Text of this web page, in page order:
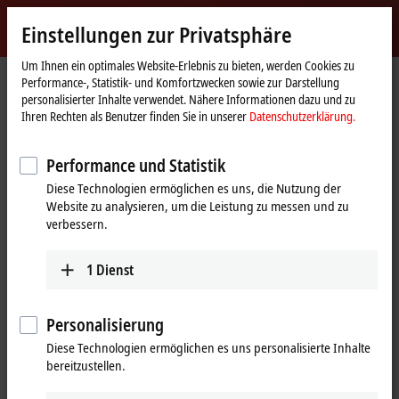
Beckhoff
-
New
Automation
Technology
myBeckhoff
StartseiteUnternehmen
News
Mit Klick auf "Akzeptieren" zeigen wir das Video und passen die
Einstellung zur Privatsphäre an, dabei wird externer Inhalt von
Vimeo geladen. Beachten Sie dazu bitte unsere
Einstellungen zur Privatsphäre
Um Ihnen ein optimales Website-Erlebnis zu bieten, werden Cookies zu
Performance-, Statistik- und Komfortzwecken sowie zur Darstellung
personalisierter Inhalte verwendet. Nähere Informationen dazu und zu
Ihren Rechten als Benutzer finden Sie in unserer Datenschutzerklärung.
Performance und Statistik
Diese Technologien ermöglichen es uns, die Nutzung der
Website zu analysieren, um die Leistung zu messen und zu
verbessern.
1 Dienst
Personalisierung
Diese Technologien ermöglichen es uns personalisierte Inhalte
bereitzustellen.